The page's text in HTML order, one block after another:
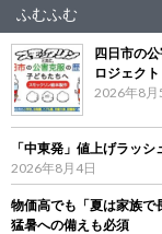
ふむふむ
四日市の
ロジェク
2026年8月
「中東発」値上げラッ
2026年8月4日
物価高でも「夏は家族
猛暑への備えも必須